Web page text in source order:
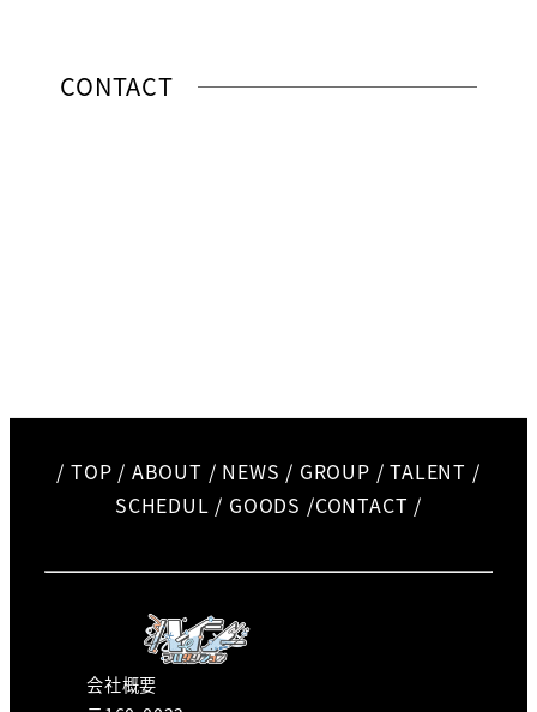
CONTACT
/ TOP / ABOUT / NEWS / GROUP /TALENT /
SCHEDUL / GOODS /CONTACT /
会社概要